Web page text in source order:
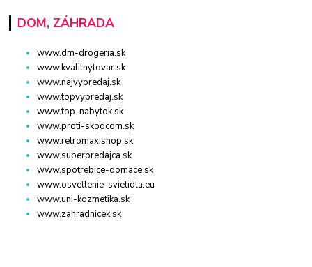
DOM, ZÁHRADA
www.dm-drogeria.sk
www.kvalitnytovar.sk
www.najvypredaj.sk
www.topvypredaj.sk
www.top-nabytok.sk
www.proti-skodcom.sk
www.retromaxishop.sk
www.superpredajca.sk
www.spotrebice-domace.sk
www.osvetlenie-svietidla.eu
www.uni-kozmetika.sk
www.zahradnicek.sk